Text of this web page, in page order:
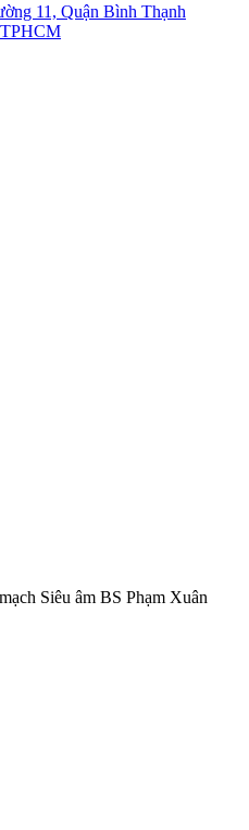
11, Quận Bình Thạnh
Siêu âm BS Phạm Xuân